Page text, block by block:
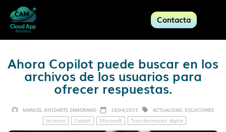
Contacta
Ahora Copilot puede buscar en los
archivos de los usuarios para
ofrecer respuestas.
MANUEL AYUDARTE ZAMORANO 18/04/2025 ACTUALIDAD, SOLUCIONES
archivos Copilot Microsoft Transformación digital